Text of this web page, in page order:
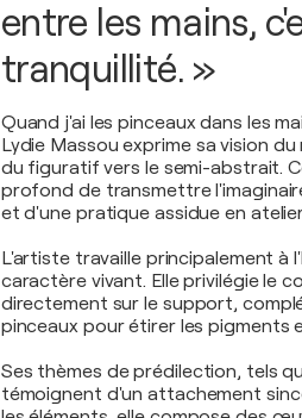
entre les mains,
tranquillité. »
Quand j'ai les pinceaux dans les
Lydie Massou exprime sa vision
du figuratif vers le semi-abstrait.
profond de transmettre
et d'une pratique assidue en
L'artiste travaille principalement à
caractère vivant. Elle privilégie le
directement sur le support,
pinceaux pour étirer les pigments
Ses thèmes de prédilection, tels
témoignent d'un attachement